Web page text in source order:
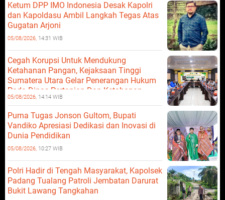
Ketum DPP IMO Indonesia Desak Kapolri
dan Kapoldasu Ambil Langkah Tegas Atas
Gugatan Arjoni
05/08/2026, 14:31 WIB
Cegah Korupsi Untuk Mendukung
Ketahanan Pangan, Kejaksaan Tinggi
Sumatera Utara Gelar Penerangan Hukum
Pada Dinas Pertanian Dan Ketahanan
Pangan
05/08/2026, 14:14 WIB
Purna Tugas Jonson Gultom, Bupati
Vandiko Apresiasi Dedikasi dan Inovasi di
Dunia Pendidikan
05/08/2026, 10:27 WIB
Polri Hadir di Tengah Masyarakat, Kapolsek
Padang Tualang Patroli Jembatan Darurat
Bukit Lawang Tangkahan